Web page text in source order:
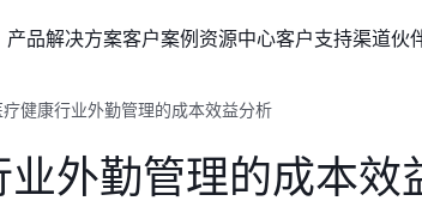
产品解决方案客户案例资源中心客户支持渠道伙
疗健康行业外勤管理的成本效益分析
业外勤管理的成本效